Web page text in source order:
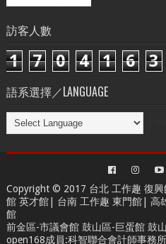
訪客人數
1 7 0 4 1 6 3
語系選擇／LANGUAGE
Copyright © 2017 台北 工作趣 復興
館 英才館| 台南 工作趣 東門館| 高
館
前金區-市議會館 鼓山區-巨蛋館 鼓
open168成員:科智聯合會計師事務所